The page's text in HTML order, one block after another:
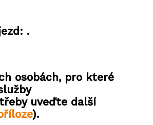
.
osobách, pro které
uveďte další
).